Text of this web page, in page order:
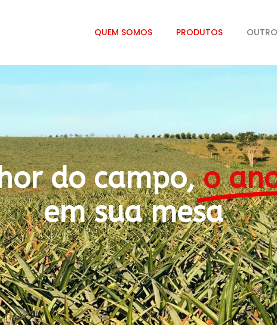
QUEM SOMOS PRODUTOS
do campo,o
em sua mesa